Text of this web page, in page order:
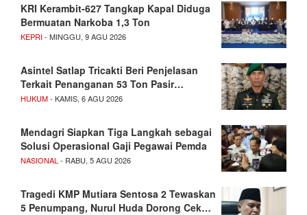
KRI Kerambit-627 Tangkap Kapal Diduga
Bermuatan Narkoba 1,3 Ton
KEPRI- MINGGU, 9 AGU 2026
Asintel Satlap Tricakti Beri Penjelasan
Terkait Penanganan 53 Ton Pasir…
HUKUM- KAMIS, 6 AGU 2026
Mendagri Siapkan Tiga Langkah sebagai
Solusi Operasional Gaji Pegawai Pemda
NASIONAL - RABU, 5 AGU 2026
Tragedi KMP Mutiara Sentosa 2 Tewaskan
5 Penumpang, Nurul Huda Dorong Cek…